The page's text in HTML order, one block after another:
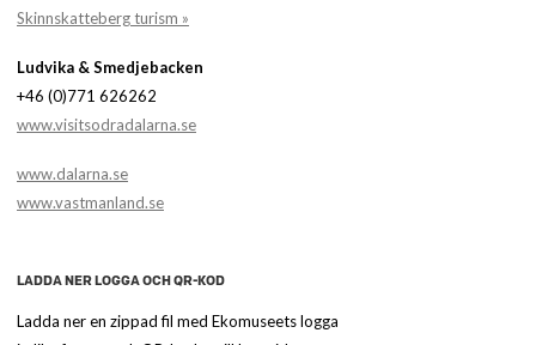
Skinnskatteberg turism »
Ludvika & Smedjebacken
+46 (0)771 626262
www.visitsodradalarna.se
www.dalarna.se
www.vastmanland.se
LADDA NER LOGGA OCH QR-KOD
Ladda ner en zippad fil med Ekomuseets logga